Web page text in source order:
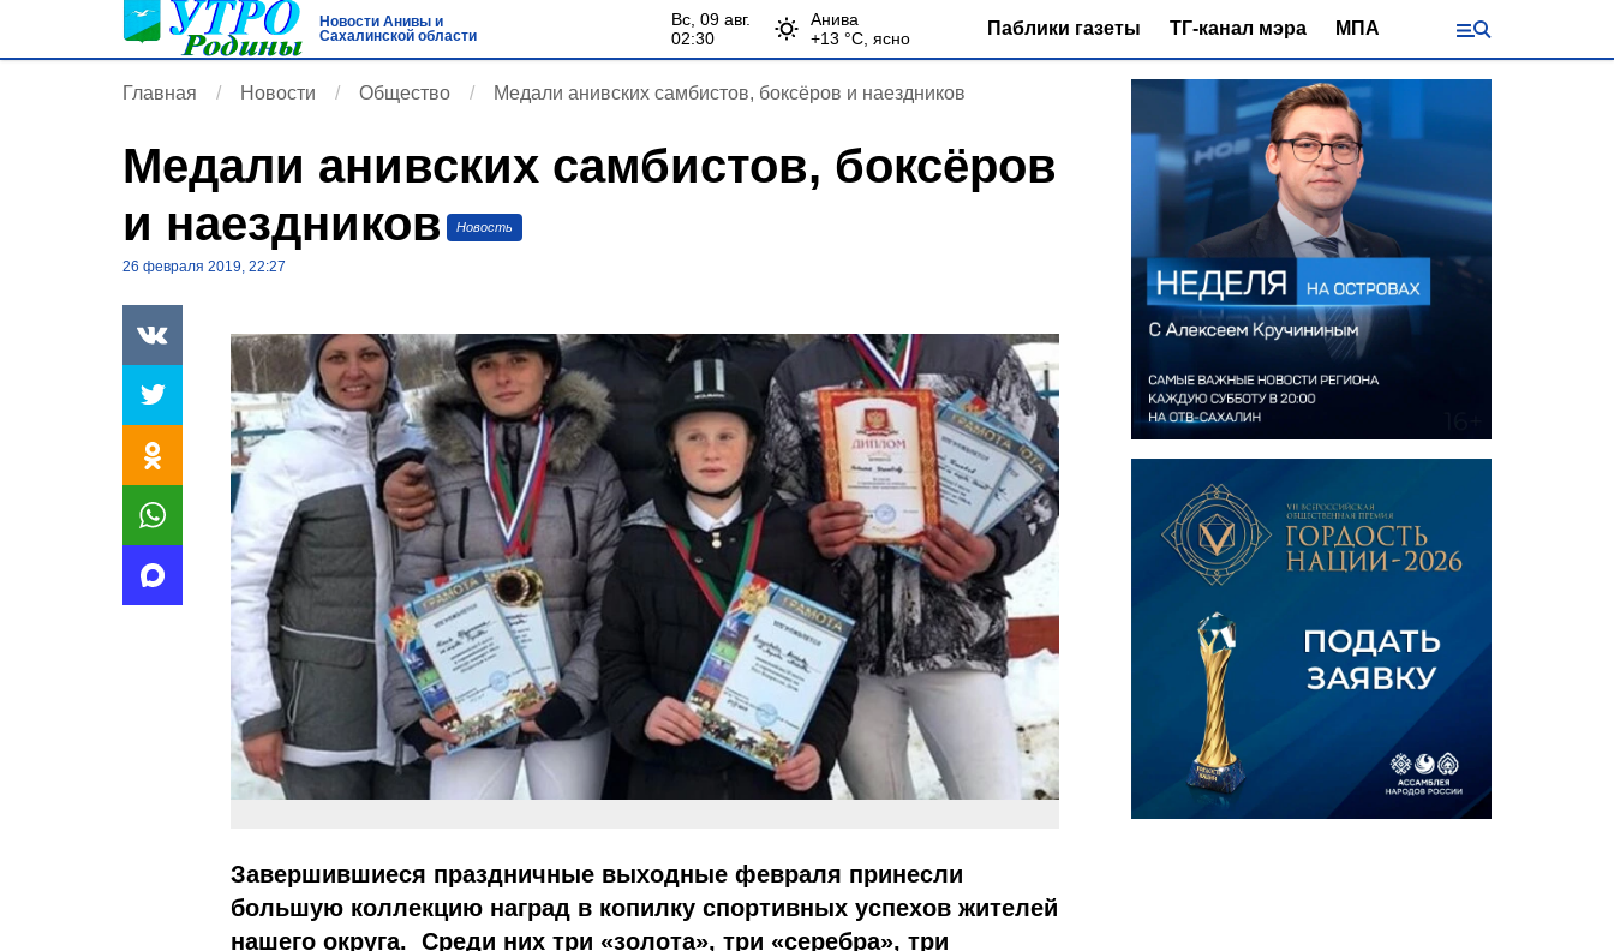
Новости Анивы и
Сахалинской области
вс, 09 авг.
02:30
Анива
+13 °С, ясно Паблики газеты ТГ-канал мэра МПА
Главная Новости Общество Медали анивских самбистов, боксёров и наездников
Медали анивских самбистов, боксёров
и наездников
Новость
26 февраля 2019, 22:27
Завершившиеся праздничные выходные февраля принесли
большую коллекцию наград в копилку спортивных успехов жителей
нашего округа. Среди них три «золота», три «серебра», три